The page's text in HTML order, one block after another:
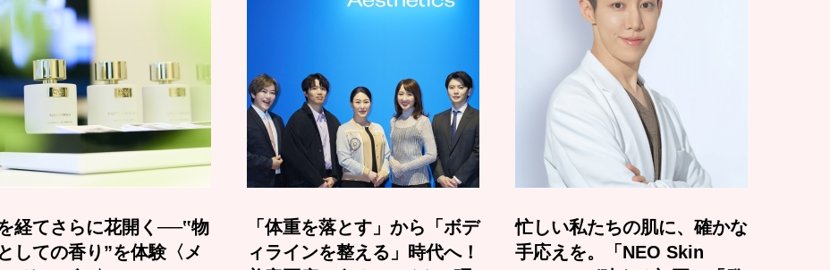
経てさらに花開く──‟物
しての香り”を体験〈メ
「体重を落とす」から「ボデ
ィラインを整える」時代へ！
忙しい私たちの肌に、確かな
手応えを。「NEO Skin